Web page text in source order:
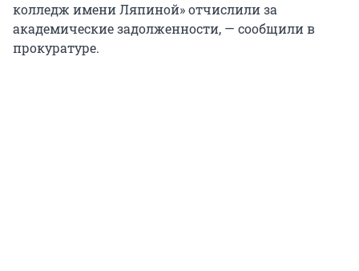
колледж имени Ляпиной» отчислили за
академические задолженности, — сообщили в
прокуратуре.